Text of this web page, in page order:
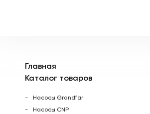
Главная
Каталог товаров
Насосы Grandfar
Насосы CNP